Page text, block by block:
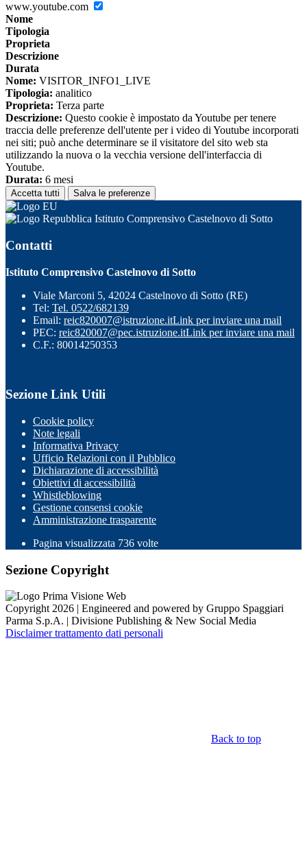
www.youtube.com
Nome
Tipologia
Proprieta
Descrizione
Durata
Nome: VISITOR_INFO1_LIVE
Tipologia: analitico
Proprieta: Terza parte
Descrizione: Questo cookie è impostato da Youtube per tenere
traccia delle preferenze dell'utente per i video di Youtube incorporati
nei siti; può anche determinare se il visitatore del sito web sta
utilizzando la nuova o la vecchia versione dell'interfaccia di
Youtube.
Durata: 6 mesi
Accetta tutti Salva le preferenze
Istituto Comprensivo Castelnovo di Sotto
Contatti
Istituto Comprensivo Castelnovo di Sotto
Viale Marconi 5, 42024 Castelnovo di Sotto (RE)
Tel: Tel. 0522/682139
Email: reic820007@istruzione.itLink per inviare una mail
PEC: reic820007@pec.istruzione.itLink per inviare una mail
C.F.: 80014250353
Sezione Link Utili
Cookie policy
Note legali
Informativa Privacy
Ufficio Relazioni con il Pubblico
Dichiarazione di accessibilità
Obiettivi di accessibilità
Whistleblowing
Gestione consensi cookie
Amministrazione trasparente
Pagina visualizzata 736 volte
Sezione Copyright
Copyright 2026 | Engineered and powered by Gruppo Spaggiari
Parma S.p.A. | Divisione Publishing & New Social Media
Disclaimer trattamento dati personali
Back to top